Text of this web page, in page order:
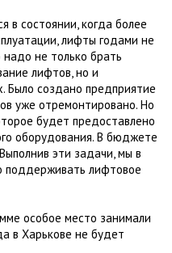
в состоянии, когда более
лифты годами не
не только брать
лифтов, но и
Было создано предприятие
уже отремонтировано. Но
будет предоставлено
оборудования. В бюджете
эти задачи, мы в
поддерживать лифтовое
особое место занимали
в Харькове не будет